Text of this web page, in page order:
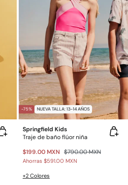
-75% NUEVA TALLA: 13-14 AÑOS
Springfield Kids
Traje de baño flúor niña
$199.00 MXN $790.00 MXN
Ahorras $591.00 MXN
+2 Colores